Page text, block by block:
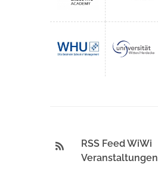
RSS Feed WiWi
Veranstaltungen